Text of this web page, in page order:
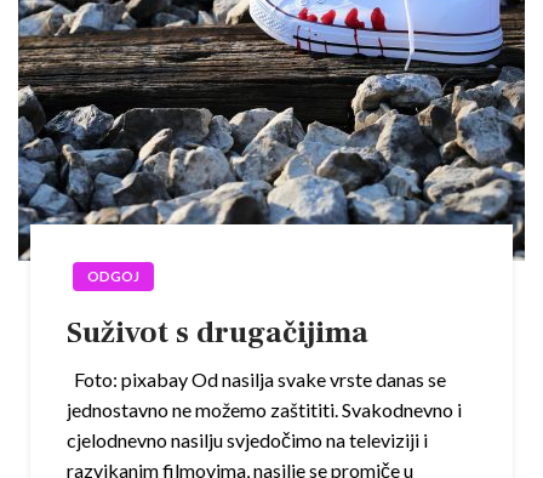
ODGOJ
Suživot s drugačijima
Foto: pixabay Od nasilja svake vrste danas se
jednostavno ne možemo zaštititi. Svakodnevno i
cjelodnevno nasilju svjedočimo na televiziji i
razvikanim filmovima, nasilje se promiče u